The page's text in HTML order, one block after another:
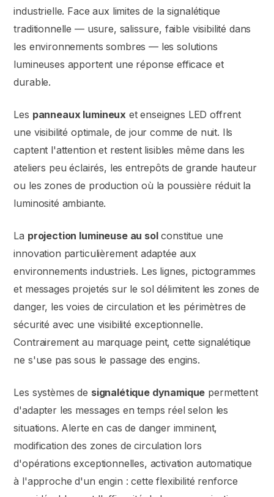
industrielle. Face aux limites de la signalétique
traditionnelle — usure, salissure, faible visibilité dans
les environnements sombres — les solutions
lumineuses apportent une réponse efficace et
durable.
Les panneaux lumineux et enseignes LED offrent
une visibilité optimale, de jour comme de nuit. Ils
captent l'attention et restent lisibles même dans les
ateliers peu éclairés, les entrepôts de grande hauteur
ou les zones de production où la poussière réduit la
luminosité ambiante.
La projection lumineuse au solconstitue une
innovation particulièrement adaptée aux
environnements industriels. Les lignes, pictogrammes
et messages projetés sur le sol délimitent les zones de
danger, les voies de circulation et les périmètres de
sécurité avec une visibilité exceptionnelle.
Contrairement au marquage peint, cette signalétique
ne s'use pas sous le passage des engins.
Les systèmes de signalétique dynamique permettent
d'adapter les messages en temps réel selon les
situations. Alerte en cas de danger imminent,
modification des zones de circulation lors
d'opérations exceptionnelles, activation automatique
à l'approche d'un engin : cette flexibilité renforce